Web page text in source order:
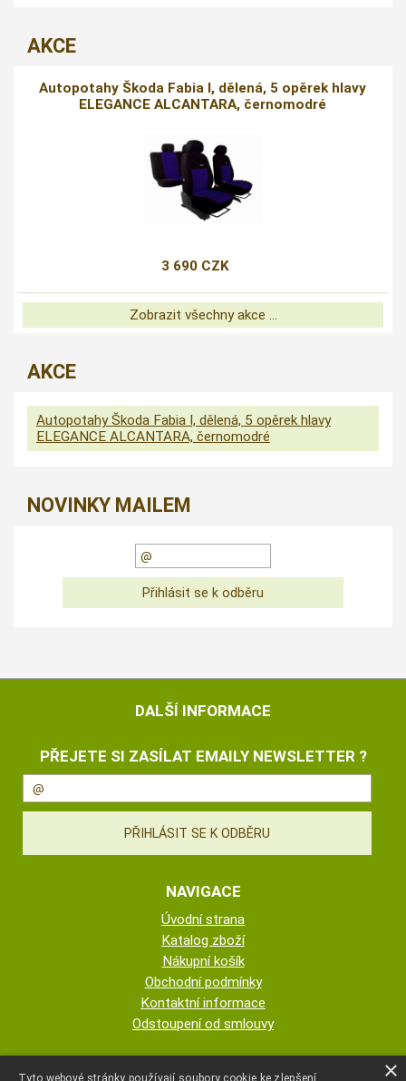
AKCE
Autopotahy Škoda Fabia I, dělená, 5 opěrek hlavy
ELEGANCE ALCANTARA, černomodré
3 690 CZK
Zobrazit všechny akce ...
AKCE
Autopotahy Škoda Fabia I, dělená, 5 opěrek hlavy
ELEGANCE ALCANTARA, černomodré
NOVINKY MAILEM
DALŠÍ INFORMACE
PŘEJETE SI ZASÍLAT EMAILY NEWSLETTER ?
NAVIGACE
Úvodní strana
Katalog zboží
Nákupní košík
Obchodní podmínky
Kontaktní informace
Odstoupení od smlouvy
×
Tyto webové stránky používají soubory cookie ke zlepšení